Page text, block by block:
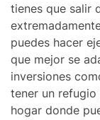
tienes que salir
puedes hacer
que mejor se
inversiones
tener un
hogar donde